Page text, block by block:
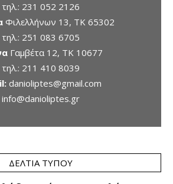
τηλ.: 231 052 2126
Φιλελλήνων 13, ΤΚ 65302
τηλ.: 251 083 6705
Γαμβέτα 12, ΤΚ 10677
τηλ.: 211 410 8039
danioliptes@gmail.com
info@danioliptes.gr
ΔΕΛΤΊΑ ΤΎΠΟΥ